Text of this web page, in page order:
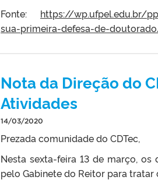
Fonte: https://wp.ufpel.edu.br/
sua-primeira-defesa-de-
Nota da Direção do
Atividades
14/03/2020
Prezada comunidade do CDTec,
Nesta sexta-feira 13 de março,
pelo Gabinete do Reitor para tratar